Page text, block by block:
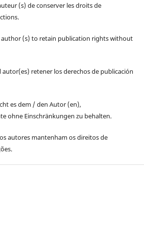
(s) de conserver les droits de
author (s) to retain publication rights without
autor(es) retener los derechos de publicación
es dem / den Autor (en),
ohne Einschränkungen zu behalten.
autores mantenham os direitos de